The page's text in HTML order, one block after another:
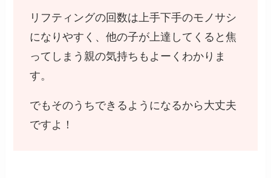
リフティングの回数は上手下手のモノサシ
になりやすく、他の子が上達してくると焦
ってしまう親の気持ちもよーくわかりま
す。
でもそのうちできるようになるから大丈夫
ですよ！